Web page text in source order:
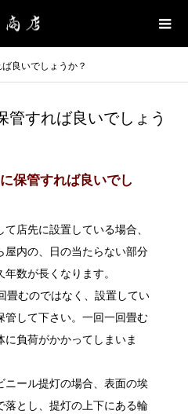
良いでしょうか？
管すれば良いでしょう
保管すれば良いでし
店先に設置している場合、
屋内の、日の当たらない部分
数が長くなります。
畳むのではなく、設置してい
管して下さい。一回一回畳む
に負荷がかかってしまいま
ニール提灯の場合、表面の埃
落とし、提灯の上下にある輪